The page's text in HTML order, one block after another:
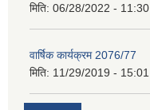
मिति: 06/28/2022 - 11:30
वार्षिक कार्यक्रम 2076/77
मिति: 11/29/2019 - 15:01